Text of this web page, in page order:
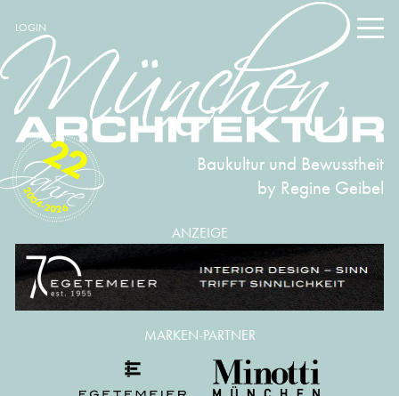
LOGIN
Baukultur und Bewusstheit
by Regine Geibel
2004-2026
22
ANZEIGE